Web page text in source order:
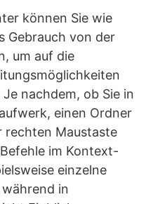
können Sie wie
Gebrauch von der
um auf die
nachdem, ob Sie in
einen Ordner
rechten Maustaste
im Kontext-
einzelne
in